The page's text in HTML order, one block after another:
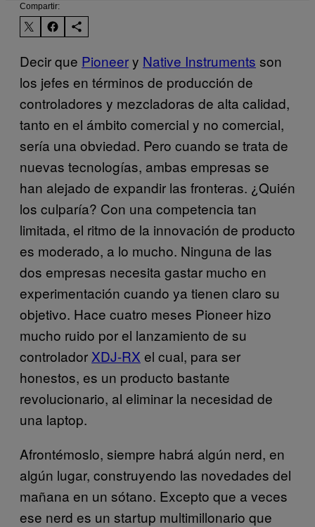
Compartir:
Decir que Pioneery Native Instruments son
los jefes en términos de producción de
controladores y mezcladoras de alta calidad,
tanto en el ámbito comercial y no comercial,
sería una obviedad. Pero cuando se trata de
nuevas tecnologías, ambas empresas se
han alejado de expandir las fronteras. ¿Quién
los culparía? Con una competencia tan
limitada, el ritmo de la innovación de producto
es moderado, a lo mucho. Ninguna de las
dos empresas necesita gastar mucho en
experimentación cuando ya tienen claro su
objetivo. Hace cuatro meses Pioneer hizo
mucho ruido por el lanzamiento de su
controlador XDJ-RX el cual, para ser
honestos, es un producto bastante
revolucionario, al eliminar la necesidad de
una laptop.
Afrontémoslo, siempre habrá algún nerd, en
algún lugar, construyendo las novedades del
mañana en un sótano. Excepto que a veces
ese nerd es un startup multimillonario que